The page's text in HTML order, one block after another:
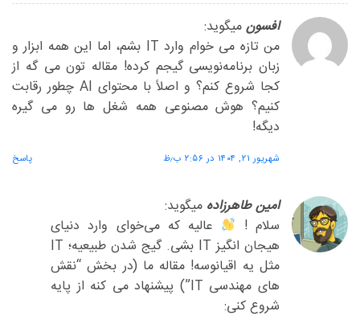
افسونمیگوید:
من تازه می خوام وارد IT بشم، اما این همه ابزار و
زبان برنامه‌نویسی گیجم کرده! مقاله تون می گه از
کجا شروع کنم؟ و اصلاً با محتوای AI چطور رقابت
کنیم؟ هوش مصنوعی همه شغل ها رو می گیره
دیگه!
شهریور ۲۱, ۱۴۰۴ در ۲:۵۶ ب٫ظ پاسخ
امین طاهرزاده میگوید:
سلام !
عالیه که می‌خوای وارد دنیای
هیجان انگیز IT بشی. گیج شدن طبیعیه؛ IT
مثل یه اقیانوسه! مقاله ما (در بخش “نقش
های مهندسی IT”) پیشنهاد می کنه از پایه
شروع کنی: